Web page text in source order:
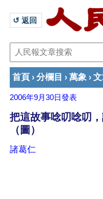
↺ 返回
首頁 › 分欄目 › 萬象 ›
2006年9月30日發表
把這故事唸叨唸叨
（圖）
諸葛仁